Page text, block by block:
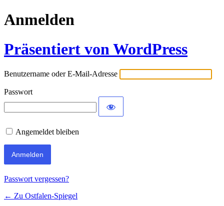
Anmelden
Präsentiert von WordPress
Benutzername oder E-Mail-Adresse
Passwort
Angemeldet bleiben
Passwort vergessen?
← Zu Ostfalen-Spiegel